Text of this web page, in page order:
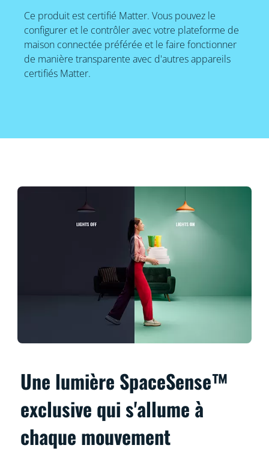
Ce produit est certifié Matter. Vous pouvez le
configurer et le contrôler avec votre plateforme de
maison connectée préférée et le faire fonctionner
de manière transparente avec d'autres appareils
certifiés Matter.
Une lumière SpaceSense™
exclusive qui s'allume à
chaque mouvement